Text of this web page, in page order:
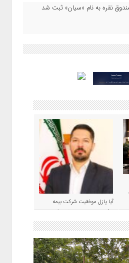
نقره به نام «سیان» ثبت شد
آیا پازل موفقیت شرکت بیمه
حکمت صبا در سال ۱۴۰۵ کامل می
شود؟!